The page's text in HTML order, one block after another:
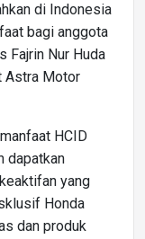
di Indonesia
bagi anggota
Fajrin Nur Huda
Astra Motor
HCID
dapatkan
yang
Honda
dan produk